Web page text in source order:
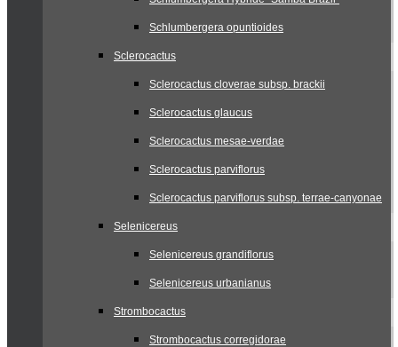
Schlumbergera opuntioides
Sclerocactus
Sclerocactus cloverae subsp. brackii
Sclerocactus glaucus
Sclerocactus mesae-verdae
Sclerocactus parviflorus
Sclerocactus parviflorus subsp. terrae-canyonae
Selenicereus
Selenicereus grandiflorus
Selenicereus urbanianus
Strombocactus
Strombocactus corregidorae